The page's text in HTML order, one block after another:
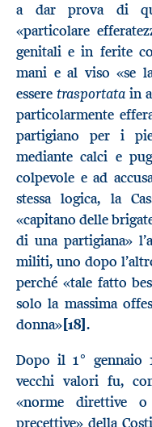
a dar prova di
«particolare
genitali e in ferite
mani e al viso «se
essere trasportatain
particolarmente
partigiano per i
mediante calci e
colpevole e ad
stessa logica, la
«capitano delle
di una partigiana»
militi, uno dopo
perché «tale fatto
solo la massima
donna»[18].
Dopo il 1° gennaio
vecchi valori fu,
«norme direttive o
precettive» della